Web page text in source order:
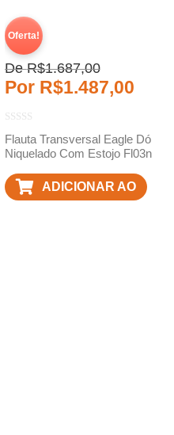
Oferta!
DeR$1.687,00
Por R$1.487,00
Flauta Transversal Eagle Dó
Niquelado Com Estojo Fl03n
ADICIONAR AO